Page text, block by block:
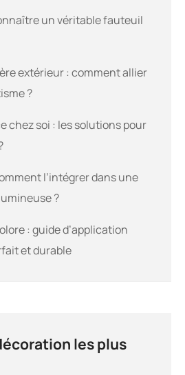
un véritable fauteuil
extérieur : comment allier
?
chez soi : les solutions pour
l’intégrer dans une
?
: guide d’application
et durable
les plus